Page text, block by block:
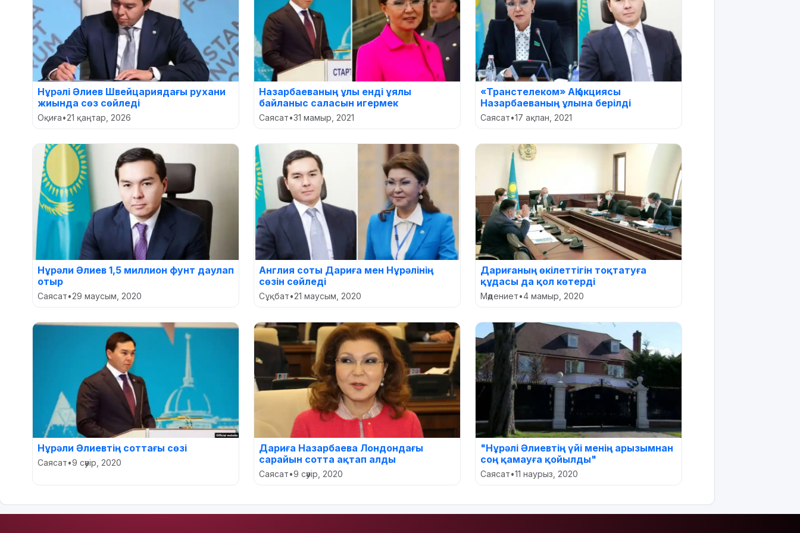
Нұрәлі Әлиев Швейцариядағы рухани
жиында сөз сөйледі
Оқиға•21 қаңтар, 2026
Назарбаеваның ұлы енді ұялы
байланыс саласын игермек
Саясат•31 мамыр, 2021
«Транстелеком» АҚ акциясы
Назарбаеваның ұлына берілді
Саясат•17 ақпан, 2021
Нұрәли Әлиев 1,5 миллион фунт даулап
отыр
Саясат•29 маусым, 2020
Англия соты Дариға мен Нұрәлінің
сөзін сөйледі
Сұқбат•21 маусым, 2020
Дариғаның өкілеттігін тоқтатуға
құдасы да қол көтерді
Мәдениет•4 мамыр, 2020
Нұрәли Әлиевтің соттағы сөзі
Саясат•9 сәуір, 2020
Дариға Назарбаева Лондондағы
сарайын сотта ақтап алды
Саясат•9 сәуір, 2020
"Нұрәлі Әлиевтің үйі менің арызымнан
соң қамауға қойылды"
Саясат•11 наурыз, 2020